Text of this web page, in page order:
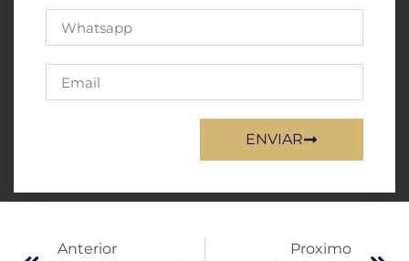
ENVIAR
Anterior Proximo